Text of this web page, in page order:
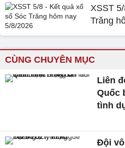
XSST
Trăng
CÙNG CHUYÊN MỤC
Liên
Quốc
tình
Đội vô